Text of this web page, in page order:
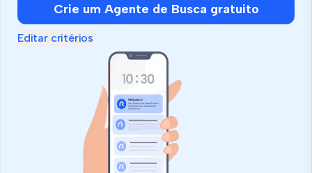
Crie um Agente de Busca gratuito
Editar critérios